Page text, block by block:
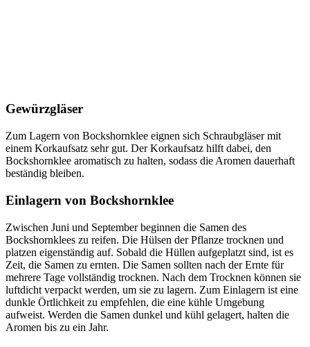
Gewürzgläser
Zum Lagern von Bockshornklee eignen sich Schraubgläser mit
einem Korkaufsatz sehr gut. Der Korkaufsatz hilft dabei, den
Bockshornklee aromatisch zu halten, sodass die Aromen dauerhaft
beständig bleiben.
Einlagern von Bockshornklee
Zwischen Juni und September beginnen die Samen des
Bockshornklees zu reifen. Die Hülsen der Pflanze trocknen und
platzen eigenständig auf. Sobald die Hüllen aufgeplatzt sind, ist es
Zeit, die Samen zu ernten. Die Samen sollten nach der Ernte für
mehrere Tage vollständig trocknen. Nach dem Trocknen können sie
luftdicht verpackt werden, um sie zu lagern. Zum Einlagern ist eine
dunkle Örtlichkeit zu empfehlen, die eine kühle Umgebung
aufweist. Werden die Samen dunkel und kühl gelagert, halten die
Aromen bis zu ein Jahr.